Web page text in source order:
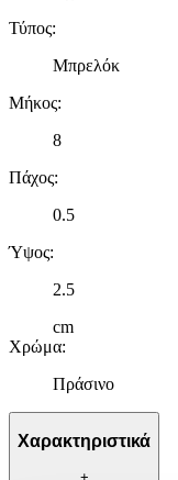
Τύπος:
Μπρελόκ
Μήκος:
8
Πάχος:
0.5
Ύψος:
2.5
cm
Χρώμα:
Πράσινο
Χαρακτηριστικά